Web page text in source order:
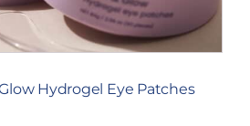
Hydrogel Eye Patches